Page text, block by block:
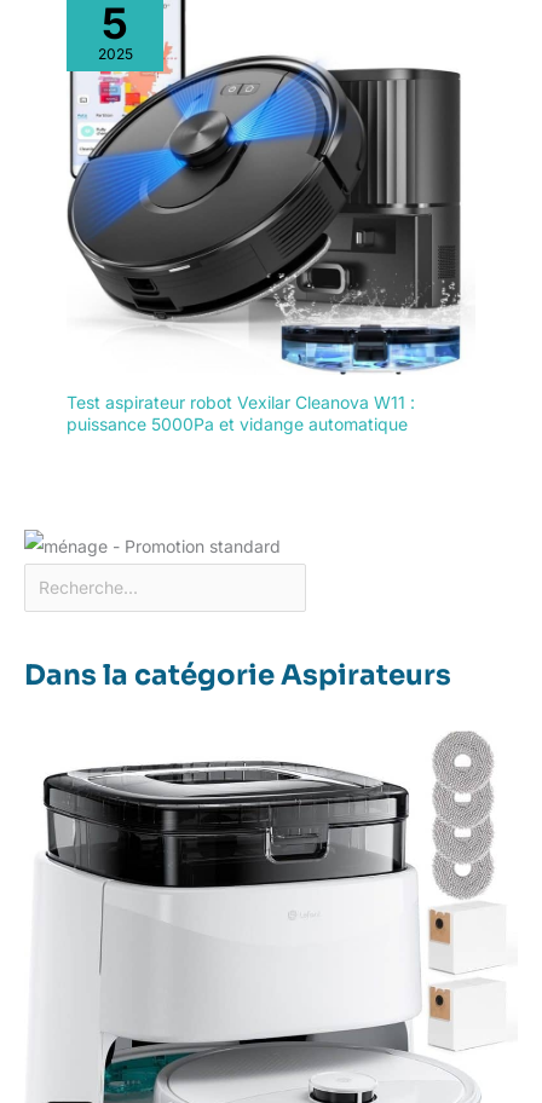
5
2025
Test aspirateur robot Vexilar Cleanova W11 :
puissance 5000Pa et vidange automatique
Dans la catégorie Aspirateurs